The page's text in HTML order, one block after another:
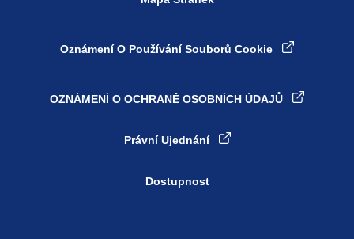
Oznámení O Používání Souborů Cookie
OZNÁMENÍ O OCHRANĚ OSOBNÍCH ÚDAJŮ
Nastavení souborů cookie
Právní Ujednání